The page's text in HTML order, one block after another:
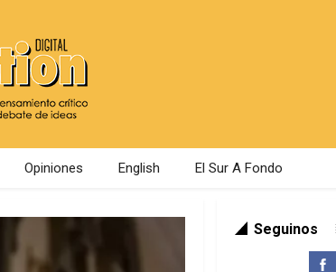
Opiniones English El Sur A Fondo
Seguinos